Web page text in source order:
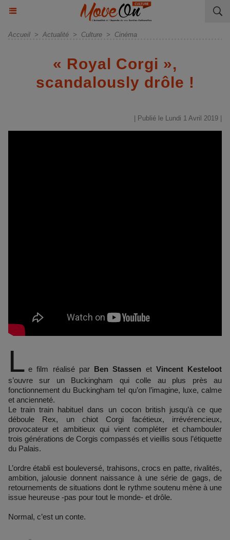
Accueil > Actualité > Culture > Cinéma
« Royal Corgi »,
scandalously drôle !
| Publié le Lundi 1 Avril 2019 |
L e film réalisé parBen Stassen etVincent Kesteloot
s’ouvre sur un Buckingham qui colle au plus près au
fonctionnement du Buckingham tel qu’on l’imagine, luxe, calme
et ancienneté.
Le train train habituel dans un cocon british jusqu’à ce que
déboule Rex, un chiot Corgi facétieux, irrévérencieux,
provocateur et ambitieux qui vient compléter et chambouler
trois générations de Corgis compassés et vieillis sous l’étiquette
du Palais.
L’ordre établi est bouleversé, trahisons, crocs en patte, rivalités,
ambition, jalousie donnent naissance à une série de gags, de
retournements de situations dont le rythme soutenu mène à une
issue heureuse -pas pour tout le monde- et drôle.
Normal, c’est un conte.